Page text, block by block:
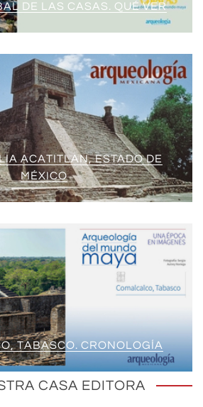
DE LAS CASAS. QUÉ VER
ACATITLAN, ESTADO DE
MÉXICO
TABASCO. CRONOLOGÍA
CASA EDITORA